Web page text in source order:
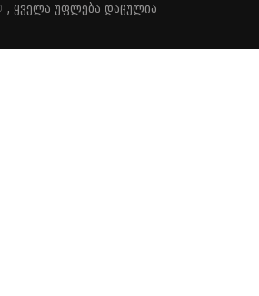
, ყველა უფლება დაცულია